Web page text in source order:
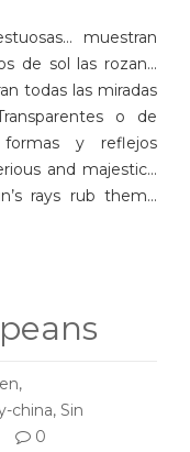
muestran
de sol las rozan…
todas las miradas
o de
formas y reflejos
and majestic…
rays rub them…
,
china, Sin
0